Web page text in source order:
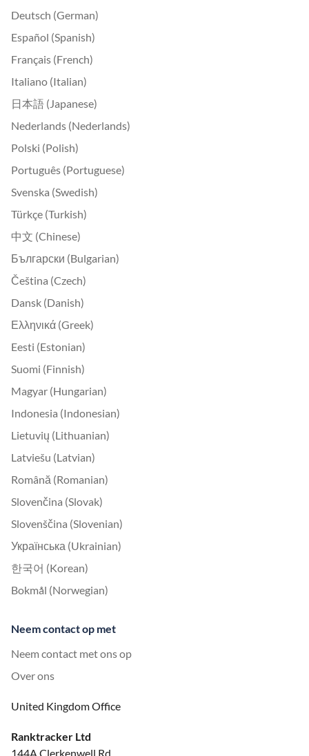
Deutsch (German)
Español (Spanish)
Français (French)
Italiano (Italian)
日本語 (Japanese)
Nederlands (Nederlands)
Polski (Polish)
Português (Portuguese)
Svenska (Swedish)
Türkçe (Turkish)
中文 (Chinese)
Български (Bulgarian)
Čeština (Czech)
Dansk (Danish)
Ελληνικά (Greek)
Eesti (Estonian)
Suomi (Finnish)
Magyar (Hungarian)
Indonesia (Indonesian)
Lietuvių (Lithuanian)
Latviešu (Latvian)
Română (Romanian)
Slovenčina (Slovak)
Slovenščina (Slovenian)
Українська (Ukrainian)
한국어 (Korean)
Bokmål (Norwegian)
Neem contact op met
Neem contact met ons op
Over ons
United Kingdom Office
Ranktracker Ltd
144A Clerkenwell Rd